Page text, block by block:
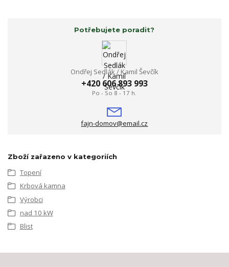
Potřebujete poradit?
Ondřej Sedlák / Kamil Ševčík
+420 606 893 993
Po - So 8 - 17 h.
fajn-domov@email.cz
Zboží zařazeno v kategoriích
Topení
Krbová kamna
Výrobci
nad 10 kW
Blist